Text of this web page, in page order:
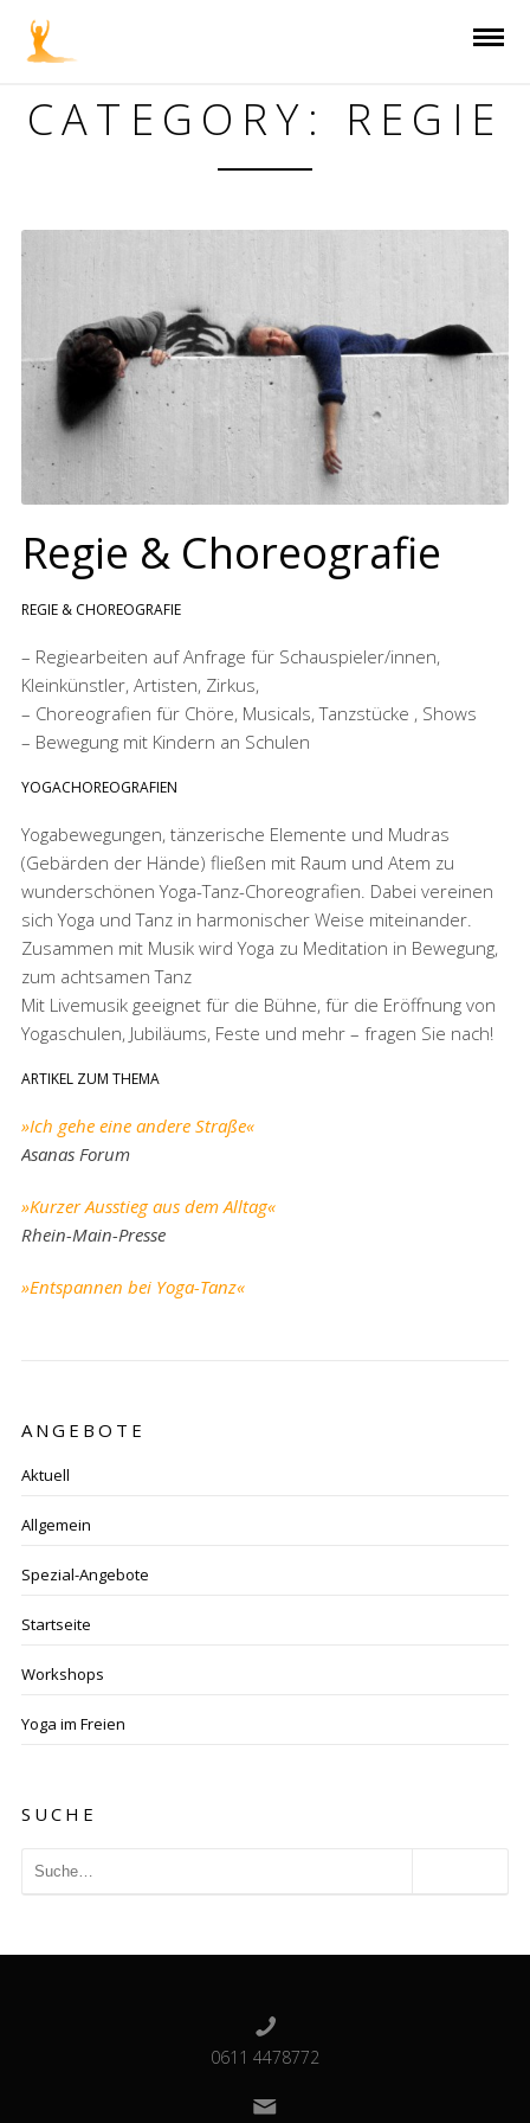
CATEGORY: REGIE
Regie & Choreografie
REGIE & CHOREOGRAFIE
– Regiearbeiten auf Anfrage für Schauspieler/innen,
Kleinkünstler, Artisten, Zirkus,
– Choreografien für Chöre, Musicals, Tanzstücke , Shows
– Bewegung mit Kindern an Schulen
YOGACHOREOGRAFIEN
Yogabewegungen, tänzerische Elemente und Mudras
(Gebärden der Hände) fließen mit Raum und Atem zu
wunderschönen Yoga-Tanz-Choreografien. Dabei vereinen
sich Yoga und Tanz in harmonischer Weise miteinander.
Zusammen mit Musik wird Yoga zu Meditation in Bewegung,
zum achtsamen Tanz
Mit Livemusik geeignet für die Bühne, für die Eröffnung von
Yogaschulen, Jubiläums, Feste und mehr – fragen Sie nach!
ARTIKEL ZUM THEMA
»Ich gehe eine andere Straße«
Asanas Forum
»Kurzer Ausstieg aus dem Alltag«
Rhein-Main-Presse
»Entspannen bei Yoga-Tanz«
ANGEBOTE
Aktuell
Allgemein
Spezial-Angebote
Startseite
Workshops
Yoga im Freien
SUCHE
0611 4478772